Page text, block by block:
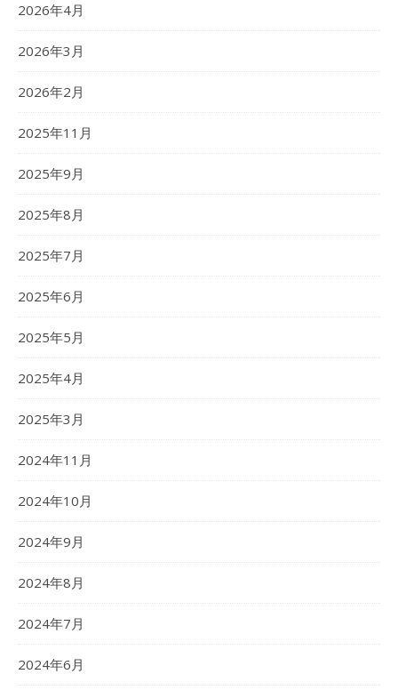
2026年4月
2026年3月
2026年2月
2025年11月
2025年9月
2025年8月
2025年7月
2025年6月
2025年5月
2025年4月
2025年3月
2024年11月
2024年10月
2024年9月
2024年8月
2024年7月
2024年6月